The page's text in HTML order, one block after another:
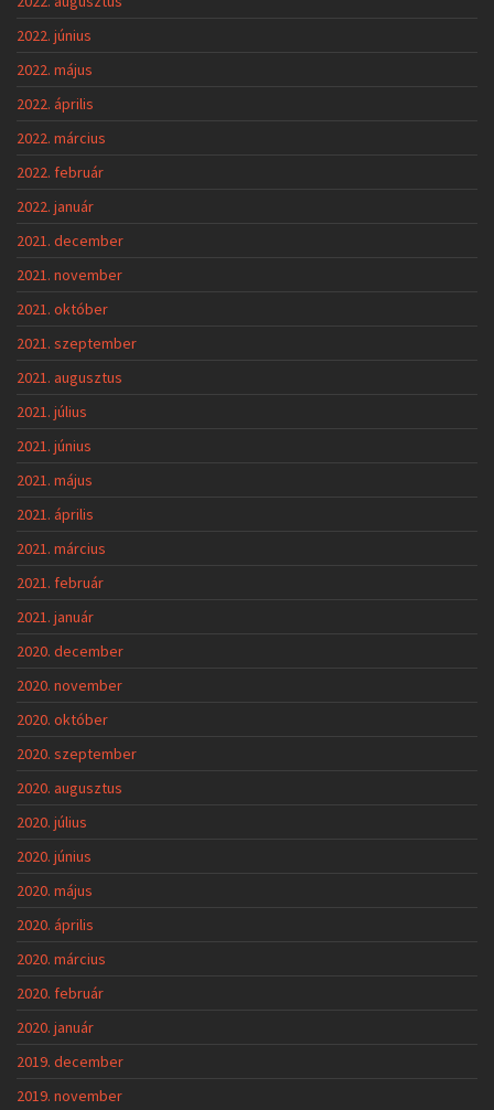
2022. június
2022. május
2022. április
2022. március
2022. február
2022. január
2021. december
2021. november
2021. október
2021. szeptember
2021. augusztus
2021. július
2021. június
2021. május
2021. április
2021. március
2021. február
2021. január
2020. december
2020. november
2020. október
2020. szeptember
2020. augusztus
2020. július
2020. június
2020. május
2020. április
2020. március
2020. február
2020. január
2019. december
2019. november